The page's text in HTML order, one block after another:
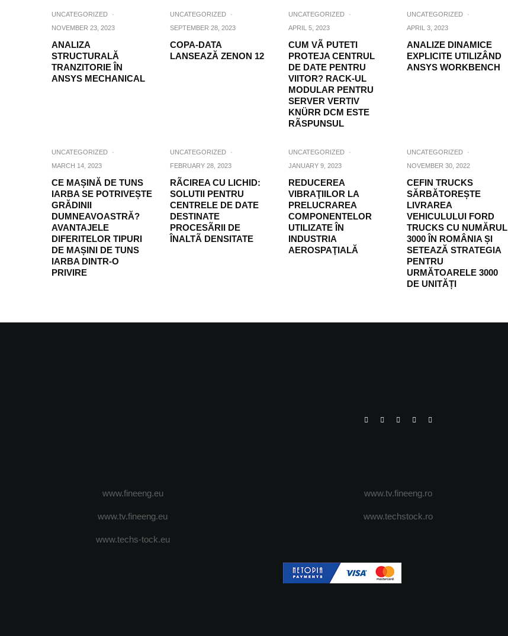
UNCATEGORIZED
·
NOVEMBER 23, 2023
ANALIZA
STRUCTURALĂ
TRANZITORIE ÎN
ANSYS MECHANICAL
UNCATEGORIZED
·
SEPTEMBER 28, 2023
COPA-DATA
LANSEAZĂ ZENON 12
UNCATEGORIZED
·
APRIL 5, 2023
CUM VÃ PUTETI
PROTEJA CENTRUL
DE DATE PENTRU
VIITOR? RACK-UL
MODULAR PENTRU
SERVER VERTIV
KNÜRR DCM ESTE
RÃSPUNSUL
UNCATEGORIZED
·
APRIL 3, 2023
ANALIZE DINAMICE
EXPLICITE UTILIZÂND
ANSYS WORKBENCH
UNCATEGORIZED
·
MARCH 14, 2023
CE MAȘINĂ DE TUNS
IARBA SE POTRIVEȘTE
GRĂDINII
DUMNEAVOASTRĂ?
AVANTAJELE
DIFERITELOR TIPURI
DE MAȘINI DE TUNS
IARBA DINTR-O
PRIVIRE
UNCATEGORIZED
·
FEBRUARY 28, 2023
RÃCIREA CU LICHID:
SOLUTII PENTRU
CENTRELE DE DATE
DESTINATE
PROCESÃRII DE
ÎNALTÃ DENSITATE
UNCATEGORIZED
·
JANUARY 9, 2023
REDUCEREA
VIBRAŢIILOR LA
PRELUCRAREA
COMPONENTELOR
UTILIZATE ÎN
INDUSTRIA
AEROSPAŢIALĂ
UNCATEGORIZED
·
NOVEMBER 30, 2022
CEFIN TRUCKS
SĂRBĂTOREȘTE
LIVRAREA
VEHICULULUI FORD
TRUCKS CU NUMĂRUL
3000 ÎN ROMÂNIA ȘI
SETEAZĂ STRATEGIA
PENTRU
URMĂTOARELE 3000
DE UNITĂȚI
www.fineeng.eu
www.tv.fineeng.eu
www.techs-tock.eu
www.tv.fineeng.ro
www.techstock.ro